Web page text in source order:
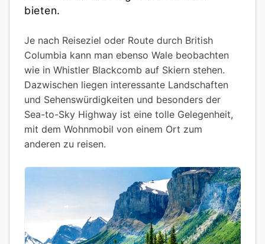
bieten.
Je nach Reiseziel oder Route durch British
Columbia kann man ebenso Wale beobachten
wie in Whistler Blackcomb auf Skiern stehen.
Dazwischen liegen interessante Landschaften
und Sehenswürdigkeiten und besonders der
Sea-to-Sky Highway ist eine tolle Gelegenheit,
mit dem Wohnmobil von einem Ort zum
anderen zu reisen.